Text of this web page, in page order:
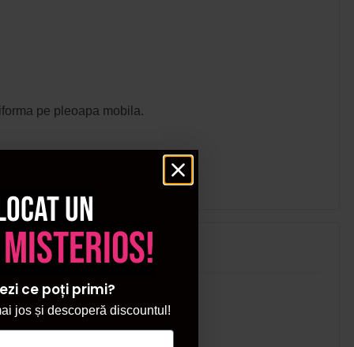
pe pleoapa mobila.
un
ce poți primi?
jos și descoperă discountul!